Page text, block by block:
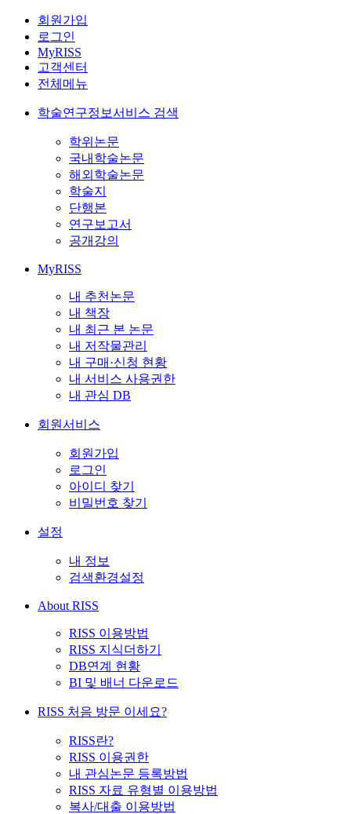
회원가입
로그인
MyRISS
고객센터
전체메뉴
학술연구정보서비스 검색
학위논문
국내학술논문
해외학술논문
학술지
단행본
연구보고서
공개강의
MyRISS
내 추천논문
내 책장
내 최근 본 논문
내 저작물관리
내 구매·신청 현황
내 서비스 사용권한
내 관심 DB
회원서비스
회원가입
로그인
아이디 찾기
비밀번호 찾기
설정
내 정보
검색환경설정
About RISS
RISS 이용방법
RISS 지식더하기
DB연계 현황
BI 및 배너 다운로드
RISS 처음 방문 이세요?
RISS란?
RISS 이용권한
내 관심논문 등록방법
RISS 자료 유형별 이용방법
복사/대출 이용방법